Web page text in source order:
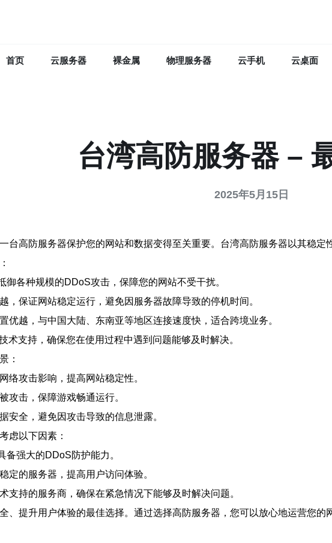
首页 云服务器 裸金属 物理服务器 云手机 云桌面
台湾高防服务器 –
2025年5月15日
台高防服务器保护您的网站和数据变得至关重要。台湾高防服务器以其稳定
各种规模的DDoS攻击，保障您的网站不受干扰。
，保证网站稳定运行，避免因服务器故障导致的停机时间。
优越，与中国大陆、东南亚等地区连接速度快，适合跨境业务。
术支持，确保您在使用过程中遇到问题能够及时解决。
：
络攻击影响，提高网站稳定性。
攻击，保障游戏畅通运行。
安全，避免因攻击导致的信息泄露。
虑以下因素：
备强大的DDoS防护能力。
定的服务器，提高用户访问体验。
支持的服务商，确保在紧急情况下能够及时解决问题。
、提升用户体验的最佳选择。通过选择高防服务器，您可以放心地运营您的